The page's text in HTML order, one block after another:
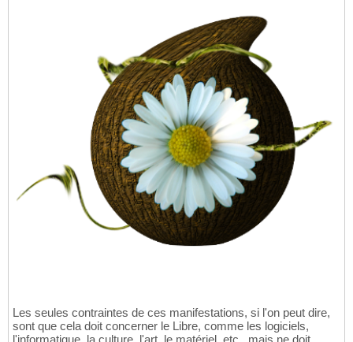
Les seules contraintes de ces manifestations, si l'on peut dire,
sont que cela doit concerner le Libre, comme les logiciels,